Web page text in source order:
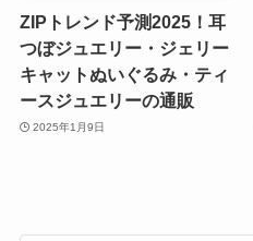
ZIPトレンド予測2025！耳
つぼジュエリー・ジェリー
キャットぬいぐるみ・ティ
ースジュエリーの通販
2025年1月9日